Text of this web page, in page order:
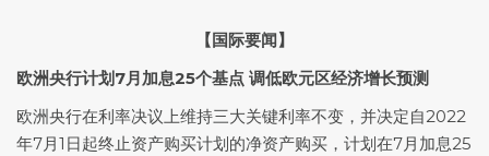
【国际要闻】
欧洲央行计划7月加息25个基点 调低欧元区经济增长预测
欧洲央行在利率决议上维持三大关键利率不变，并决定自2022
年7月1日起终止资产购买计划的净资产购买，计划在7月加息25